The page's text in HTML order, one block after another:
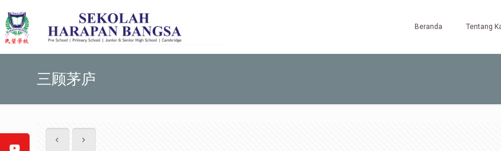
Beranda Tentang
三顾茅庐